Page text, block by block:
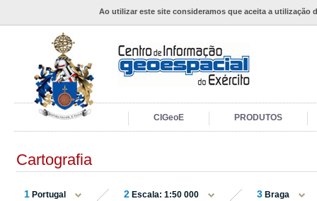
Ao utilizar este site consideramos que aceita a utilização
CIGeoE PRODUTOS
Cartografia
1 Portugal 2 Escala: 1:50 000 3 Braga